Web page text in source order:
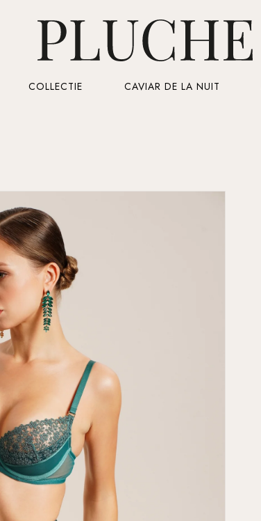
COLLECTIE CAVIAR DE LA NUIT
Cart